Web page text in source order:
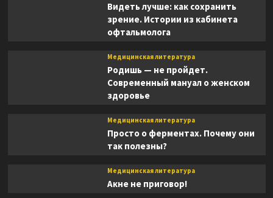
Видеть лучше: как сохранить
зрение. Истории из кабинета
офтальмолога
Медицинская литература
Родишь — не пройдет.
Современный мануал о женском
здоровье
Медицинская литература
Просто о ферментах. Почему они
так полезны?
Медицинская литература
Акне не приговор!